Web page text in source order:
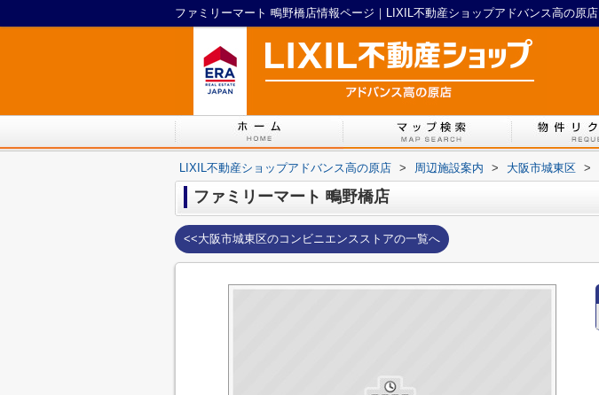
ファミリーマート 鴫野橋店情報ページ｜LIXIL不動産ショップアドバンス高の原店
LIXIL不動産ショップアドバンス高の原店 > 周辺施設案内 > 大阪市城東区 >
ファミリーマート 鴫野橋店
<<大阪市城東区のコンビニエンスストアの一覧へ